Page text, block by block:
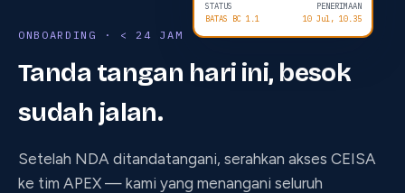
STATUS
PENERIMAAN
BATAS BC 1.1
10 Jul, 10.35
ONBOARDING · < 24 JAM
Tanda tangan hari ini, besok
sudah jalan.
Setelah NDA ditandatangani, serahkan akses CEISA
ke tim APEX — kami yang menangani seluruh